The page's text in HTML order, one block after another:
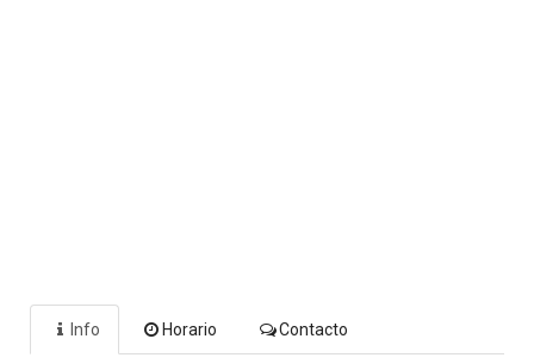
Info Horario Contacto